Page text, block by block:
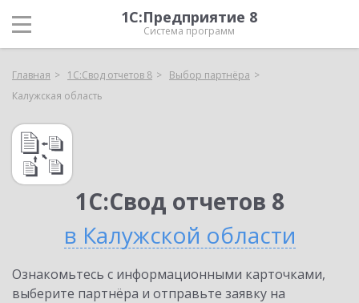
1С:Предприятие 8
Система программ
Главная 1С:Свод отчетов 8
Выбор партнёра
Калужская область
1С:Свод отчетов 8
в Калужской области
Ознакомьтесь с информационными карточками,
выберите партнёра и отправьте заявку на